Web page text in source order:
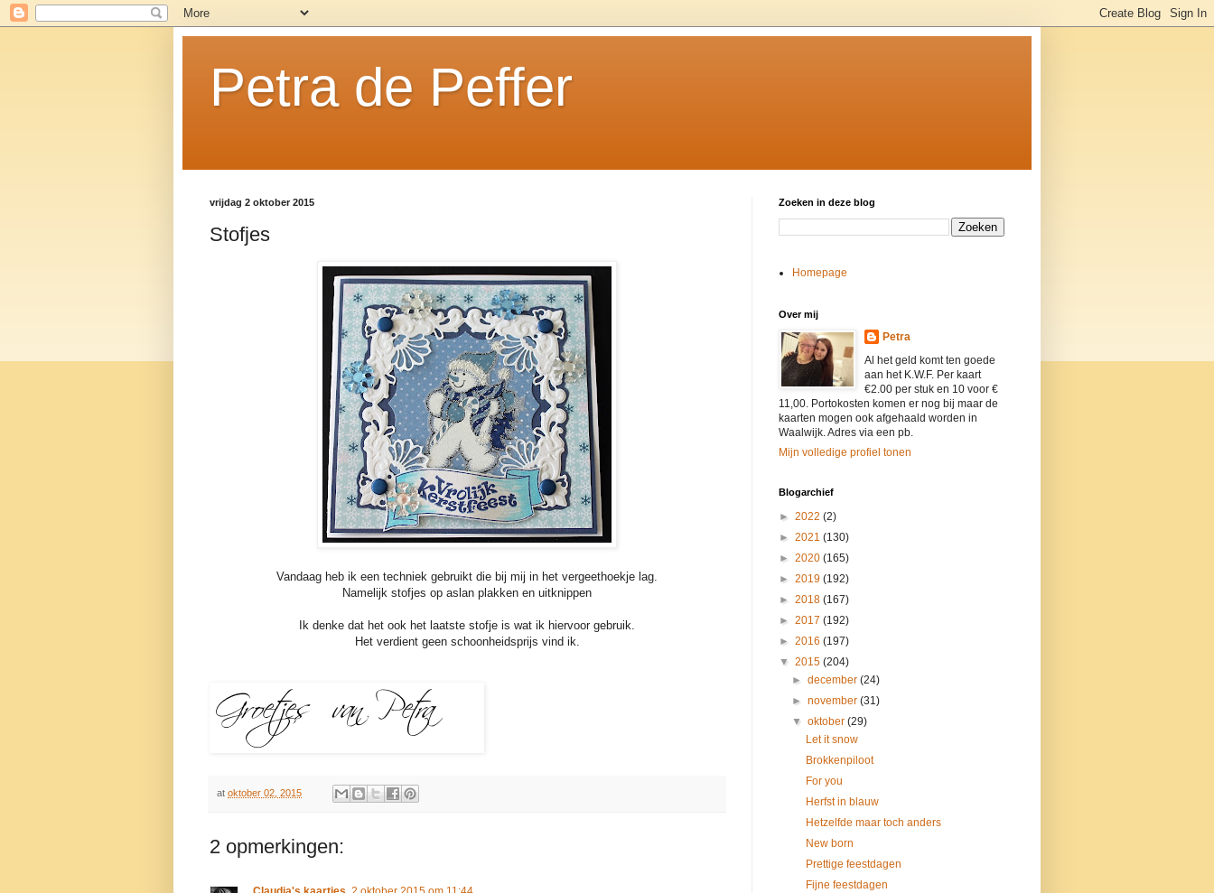
Petra de Peffer
vrijdag 2 oktober 2015
Stofjes
Vandaag heb ik een techniek gebruikt die bij mij in het vergeethoekje lag.
Namelijk stofjes op aslan plakken en uitknippen
Ik denke dat het ook het laatste stofje is wat ik hiervoor gebruik.
Het verdient geen schoonheidsprijs vind ik.
at oktober 02, 2015
2 opmerkingen:
Zoeken in deze blog
Homepage
Over mij
Petra
Al het geld komt ten goede
aan het K.W.F. Per kaart
€2.00 per stuk en 10 voor €
11,00. Portokosten komen er nog bij maar de
kaarten mogen ook afgehaald worden in
Waalwijk. Adres via een pb.
Mijn volledige profiel tonen
Blogarchief
► 2022 (2)
► 2021 (130)
► 2020 (165)
► 2019 (192)
► 2018 (167)
► 2017 (192)
► 2016 (197)
▼ 2015 (204)
►december(24)
►november(31)
▼oktober(29)
Let it snow
Brokkenpiloot
For you
Herfst in blauw
Hetzelfde maar toch anders
New born
Prettige feestdagen
Fijne feestdagen